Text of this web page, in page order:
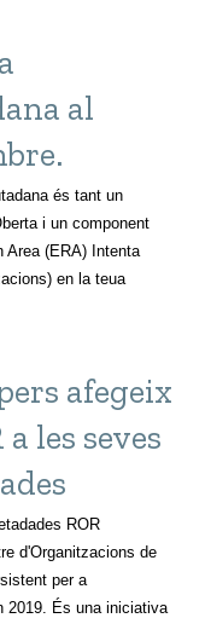
al
és tant un
i un component
Area (ERA) Intenta
en la teua
afegeix
a les seves
ROR
d'Organitzacions de
per a
2019. És una iniciativa